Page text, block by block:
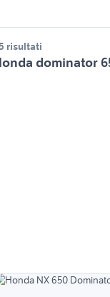
risultati
dominator